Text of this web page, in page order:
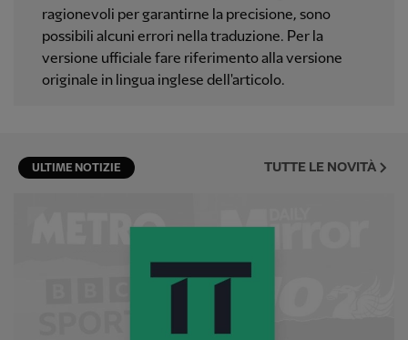
ragionevoli per garantirne la precisione, sono
possibili alcuni errori nella traduzione. Per la
versione ufficiale fare riferimento alla versione
originale in lingua inglese dell'articolo.
ULTIME NOTIZIE TUTTE LE NOVITÀ